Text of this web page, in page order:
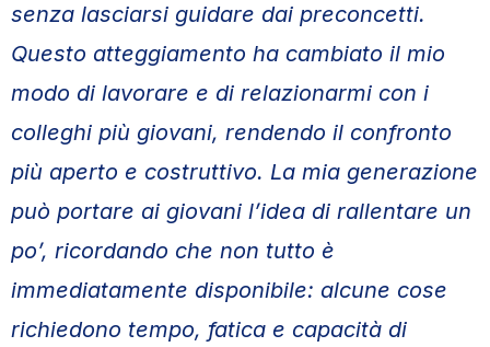
senza lasciarsi guidare dai preconcetti.
Questo atteggiamento ha cambiato il mio
modo di lavorare e di relazionarmi con i
colleghi più giovani, rendendo il confronto
più aperto e costruttivo. La mia generazione
può portare ai giovani l’idea di rallentare un
po’, ricordando che non tutto è
immediatamente disponibile: alcune cose
richiedono tempo, fatica e capacità di